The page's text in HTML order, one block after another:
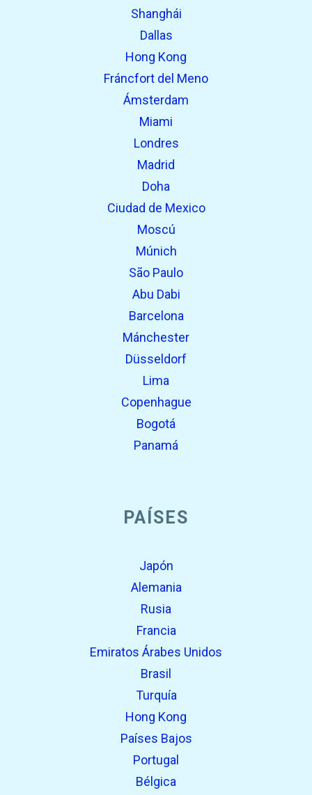
Shanghái
Dallas
Hong Kong
Fráncfort del Meno
Ámsterdam
Miami
Londres
Madrid
Doha
Ciudad de Mexico
Moscú
Múnich
São Paulo
Abu Dabi
Barcelona
Mánchester
Düsseldorf
Lima
Copenhague
Bogotá
Panamá
PAÍSES
Japón
Alemania
Rusia
Francia
Emiratos Árabes Unidos
Brasil
Turquía
Hong Kong
Países Bajos
Portugal
Bélgica